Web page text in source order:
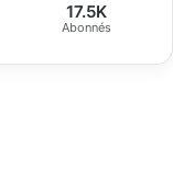
17.5K
Abonnés